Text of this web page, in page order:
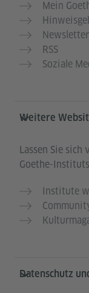
Mein
Newsletter
RSS
Soziale
Weitere
Lassen Sie sich
Goethe-
Institute
Datenschutz